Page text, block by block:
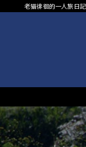
老猫徘徊的一人旅日